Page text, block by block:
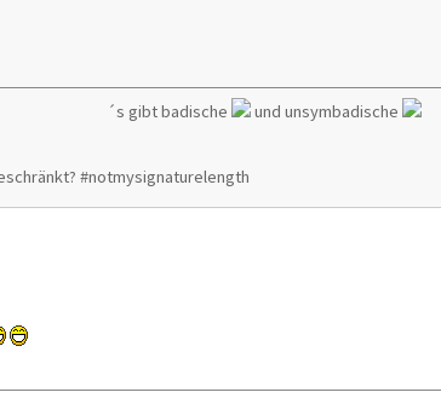
´s gibt badische und unsymbadische
#notmysignaturelength